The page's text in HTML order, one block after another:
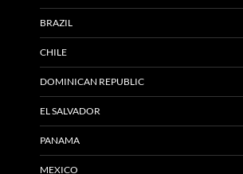
BRAZIL
CHILE
DOMINICAN REPUBLIC
EL SALVADOR
PANAMA
MEXICO